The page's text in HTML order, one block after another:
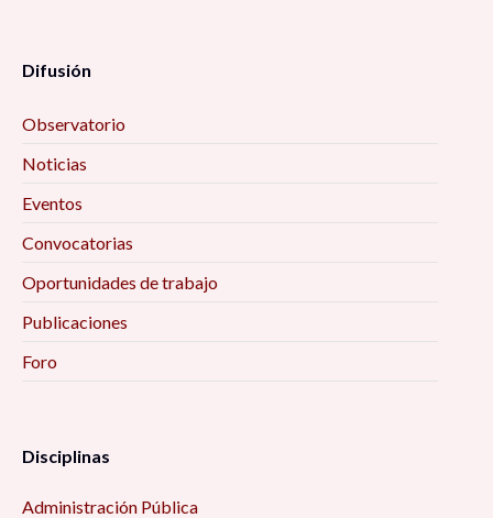
Difusión
Observatorio
Noticias
Eventos
Convocatorias
Oportunidades de trabajo
Publicaciones
Foro
Disciplinas
Administración Pública